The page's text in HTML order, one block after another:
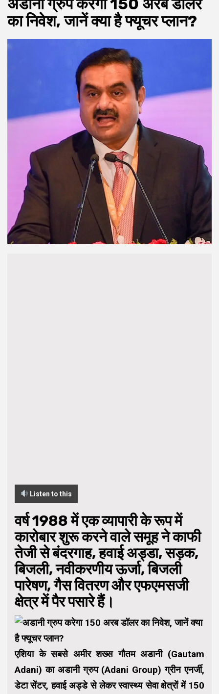
अडानी ग्रुप करेगा 150 अरब डॉलर
का निवेश, जानें क्या है फ्यूचर प्लान?
Listen to this
वर्ष 1988 में एक व्यापारी के रूप में
कारोबार शुरू करने वाले समूह ने काफी
तेजी से बंदरगाह, हवाई अड्डा, सड़क,
बिजली, नवीकरणीय ऊर्जा, बिजली
पारेषण, गैस वितरण और एफएमसजी
क्षेत्र में पैर पसारे हैं।
एशिया के सबसे अमीर शख्स गौतम अडानी (Gautam
Adani) का अडानी ग्रुप (Adani Group) ग्रीन एनर्जी,
डेटा सेंटर, हवाई अड्डे से लेकर स्वास्थ्य सेवा क्षेत्रों में 150